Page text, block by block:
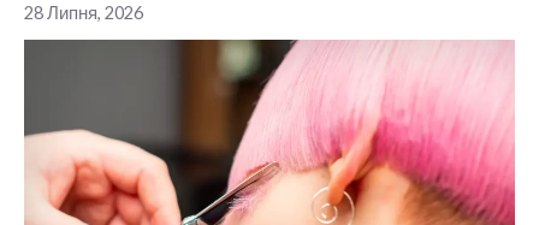
28 Липня, 2026